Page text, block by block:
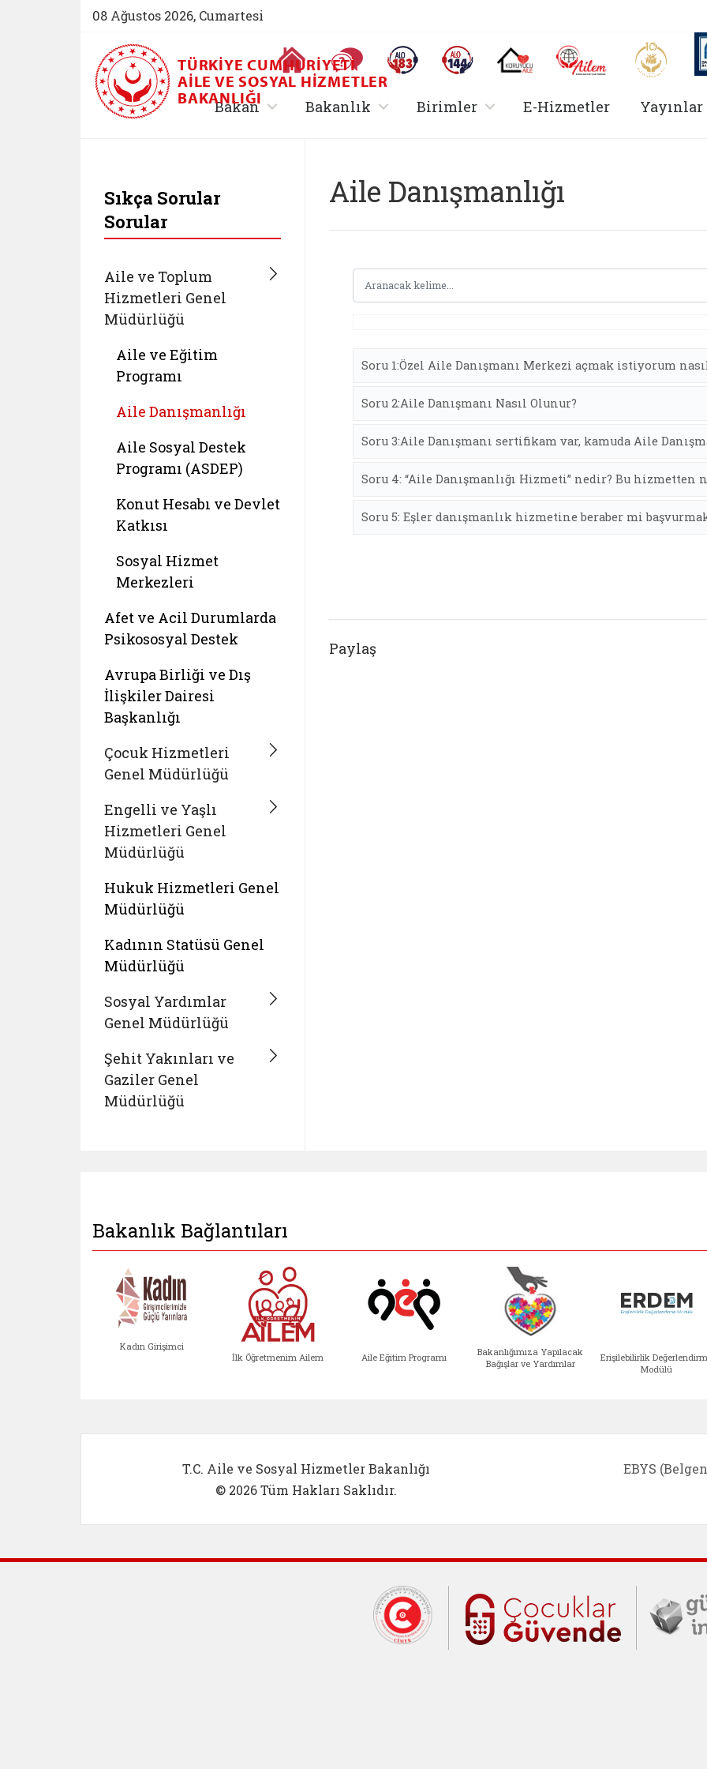
08 Ağustos 2026, Cumartesi
Ana Sayfa Sıkça Sorulan SorularAlo 183 (yeni sekmede açılır)Alo 144 (yeni sekmede açılır)Koruyucu Aile (yeni sekmede açılır)
AİLEM İletişim Aile ve
TÜRKIYE CUMHURIYETI
AILE VE SOSYAL HIZMETLER
BAKANLIĞI
Bakan, alt menü içerir
Bakanlık , alt menü içerir
Birimler, alt menü içerir
E-Hizmetler Yayınlar
Sıkça Sorular
Sorular
Aile ve Toplum
Hizmetleri Genel
Müdürlüğü
Aile ve Eğitim
Programı
Aile Danışmanlığı
Aile Sosyal Destek
Programı (ASDEP)
Konut Hesabı ve Devlet
Katkısı
Sosyal Hizmet
Merkezleri
Afet ve Acil Durumlarda
Psikososyal Destek
Avrupa Birliği ve Dış
İlişkiler Dairesi
Başkanlığı
Çocuk Hizmetleri
Genel Müdürlüğü
Engelli ve Yaşlı
Hizmetleri Genel
Müdürlüğü
Hukuk Hizmetleri Genel
Müdürlüğü
Kadının Statüsü Genel
Müdürlüğü
Sosyal Yardımlar
Genel Müdürlüğü
Şehit Yakınları ve
Gaziler Genel
Müdürlüğü
Aile Danışmanlığı
Soru 1:Özel Aile Danışmanı Merkezi açmak istiyorum
Soru 2:Aile Danışmanı Nasıl Olunur?
Soru 3:Aile Danışmanı sertifikam var, kamuda Aile
Soru 4: “Aile Danışmanlığı Hizmeti” nedir? Bu
Soru 5: Eşler danışmanlık hizmetine beraber mi
Paylaş
Bakanlık Bağlantıları
Kadın Girişimci
İlk Öğretmenim Ailem Aile Eğitim Programı
Bakanlığımıza Yapılacak
Bağışlar ve Yardımlar
Erişilebilirlik
Modülü
T.C. Aile ve Sosyal Hizmetler Bakanlığı
© 2026 Tüm Hakları Saklıdır.
EBYS
Cumhurbaşkanlığı İletişim Merkezi
Çocuklar